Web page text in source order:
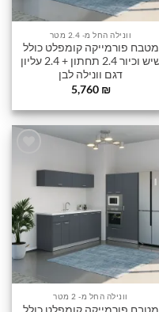
וונילה החל מ- 2.4 מטר
מטבח פורמייקה קומפלט כולל
שיש וכיור 2.4 תחתון + 2.4 עליון
דגם וונילה לבן
5,760 ₪
וונילה החל מ- 2 מטר